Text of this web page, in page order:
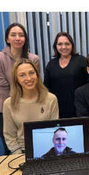
Взгляд
Как у нас?